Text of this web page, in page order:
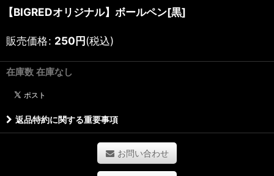
【BIGREDオリジナル】ボールペン[黒]
販売価格: 250円(税込)
在庫数 在庫なし
返品特約に関する重要事項
お問い合わせ